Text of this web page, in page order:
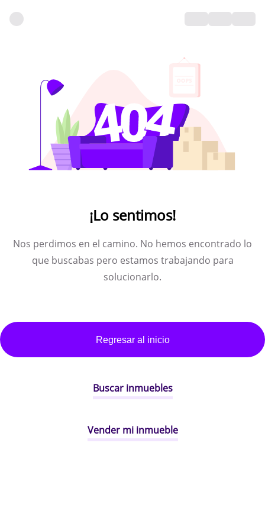
¡Lo sentimos!
Nos perdimos en el camino. No hemos encontrado lo
que buscabas pero estamos trabajando para
solucionarlo.
Regresar al inicio
Buscar inmuebles
Vender mi inmueble